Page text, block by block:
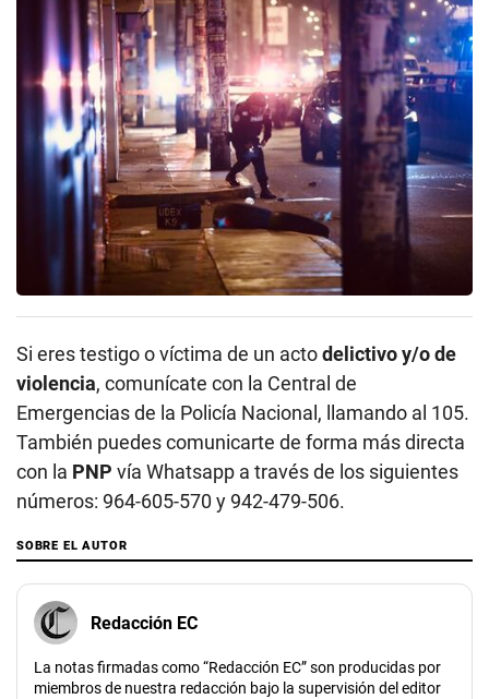
Si eres testigo o víctima de un actodelictivo y/o de
violencia, comunícate con la Central de
Emergencias de la Policía Nacional, llamando al 105.
También puedes comunicarte de forma más directa
con la PNP vía Whatsapp a través de los siguientes
números: 964-605-570 y 942-479-506.
SOBRE EL AUTOR
Redacción EC
La notas firmadas como “Redacción EC” son producidas por
miembros de nuestra redacción bajo la supervisión del editor